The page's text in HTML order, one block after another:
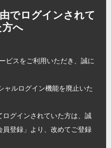
でログインされて
へ
ビスをご利用いただき、誠に
ルログイン機能を廃止いた
グインされていた方は、誠
登録」より、改めてご登録